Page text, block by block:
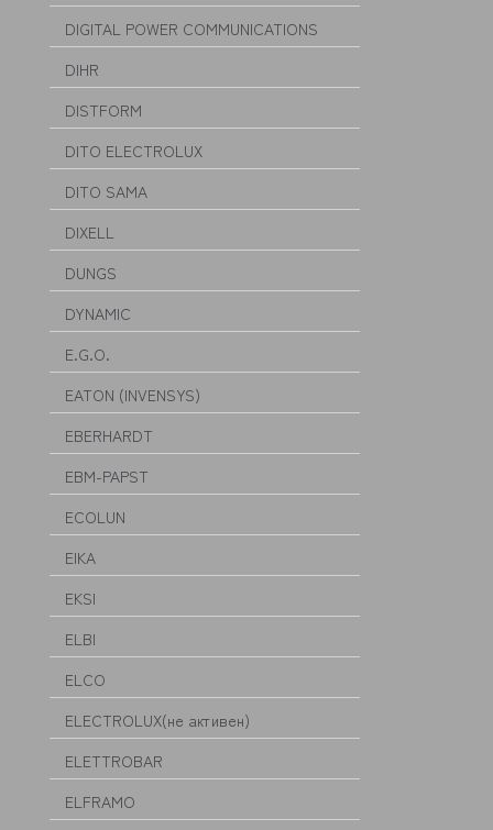
DIGITAL POWER COMMUNICATIONS
DIHR
DISTFORM
DITO ELECTROLUX
DITO SAMA
DIXELL
DUNGS
DYNAMIC
E.G.O.
EATON (INVENSYS)
EBERHARDT
EBM-PAPST
ECOLUN
EIKA
EKSI
ELBI
ELCO
ELECTROLUX(не активен)
ELETTROBAR
ELFRAMO